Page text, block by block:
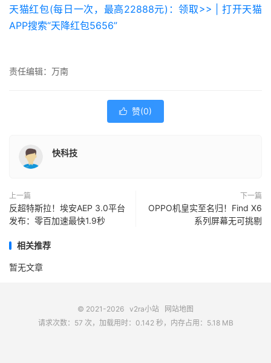
天猫红包(每日一次，最高22888元)：领取>> | 打开天猫
APP搜索“天降红包5656”
责任编辑：万南
 赞(0)
快科技
上一篇
反超特斯拉！埃安AEP 3.0平台
发布：零百加速最快1.9秒
下一篇
OPPO机皇实至名归！Find X6
系列屏幕无可挑剔
相关推荐
暂无文章
© 2021-2026 v2ra小站
网站地图
请求次数：57 次，加载用时：0.142 秒，内存占用：5.18 MB